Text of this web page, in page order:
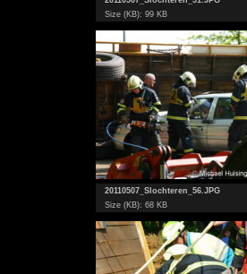
Size (KB): 99 KB
20110507_Slochteren_56.JPG
Size (KB): 68 KB